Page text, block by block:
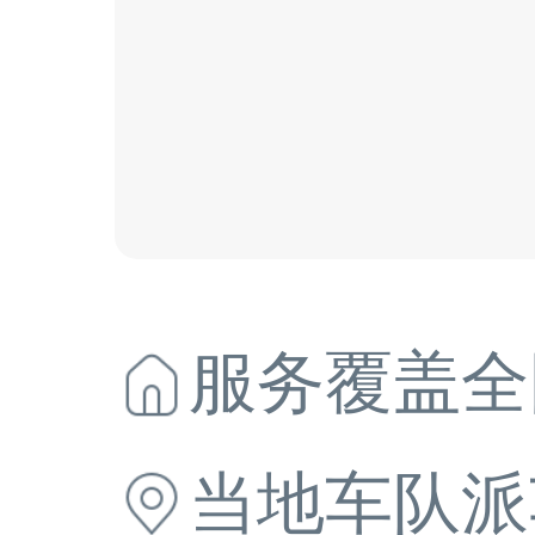
服务覆盖
当地车队